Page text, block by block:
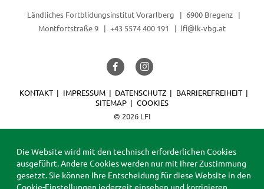
Ländliches Fortblidungsinstitut Vorarlberg
6900 Bregenz
Montfortstraße 9
+43 5574 400 191 lfi@lk-vbg.at
© 2026 LFI
KONTAKT IMPRESSUM DATENSCHUTZ
BARRIEREFREIHEIT
SITEMAP
COOKIES
Die Website wird mit den technisch erforderlichen Cookies
ausgeführt. Andere Cookies werden nur mit Ihrer Zustimmung
gesetzt. Sie können Ihre Entscheidung für diese Website in den
Cookie-Einstellungen jederzeit einsehen und korrigieren.